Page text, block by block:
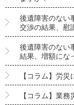
後遺障害のない
交渉の結果、慰
後遺障害のない
結果、増額にな
【コラム】労
【コラム】業